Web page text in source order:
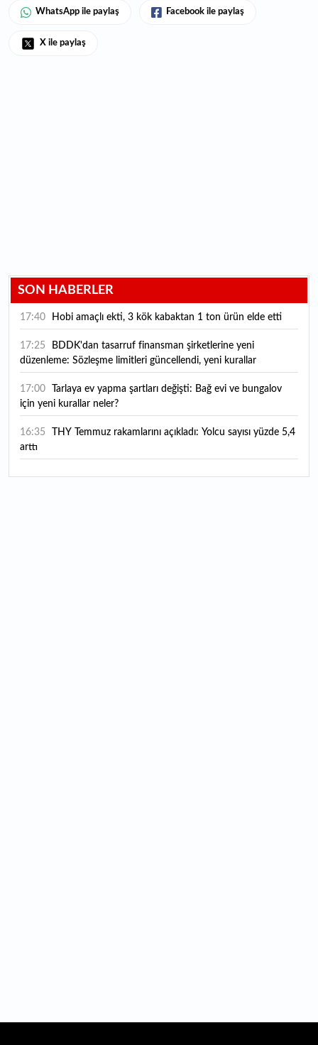
WhatsApp ile paylaş Facebook ile paylaş
X ile paylaş
SON HABERLER
17:40 Hobi amaçlı ekti, 3 kök kabaktan 1 ton ürün elde etti
17:25
düzenleme: Sözleşme limitleri güncellendi, yeni kurallar
yürürlüğe girdi
17:00
için yeni kurallar neler?
16:35
arttı
16:27 Piyasaların beklediği veri geldi: ABD tarım dışı istihdam